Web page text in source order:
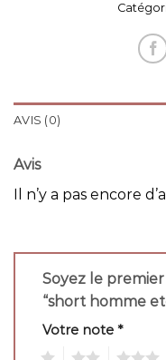
AVIS (0)
Avis
Il n’y a pas encore
Soyez le premier
“short homme
Votre note *